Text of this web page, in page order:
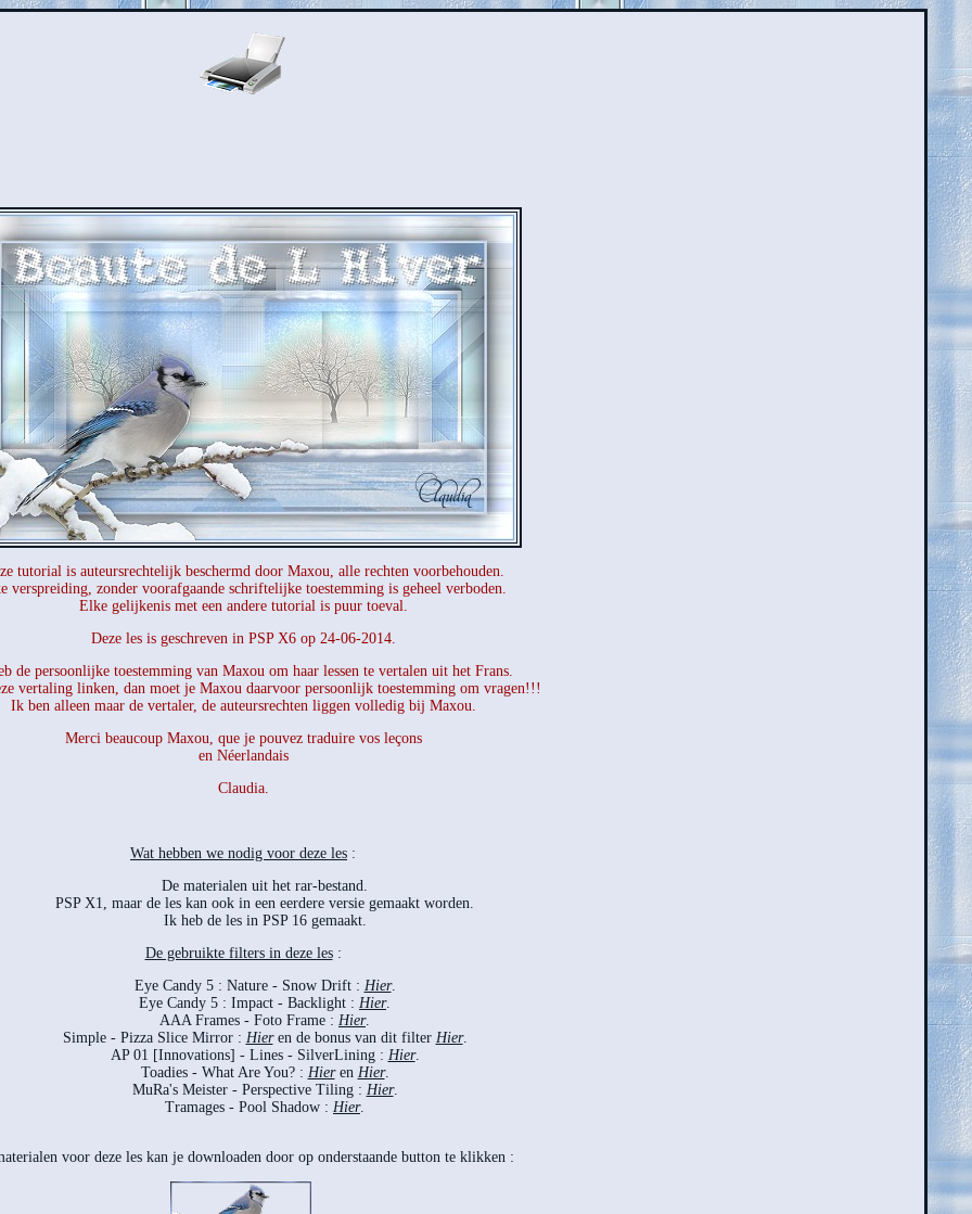
tutorial is auteursrechtelijk beschermd door Maxou, alle rechten voorbehouden.
verspreiding, zonder voorafgaande schriftelijke toestemming is geheel verboden.
Elke gelijkenis met een andere tutorial is puur toeval.
Deze les is geschreven in PSP X6 op 24-06-2014.
de persoonlijke toestemming van Maxou om haar lessen te vertalen uit het Frans.
vertaling linken, dan moet je Maxou daarvoor persoonlijk toestemming om vragen!!!
Ik ben alleen maar de vertaler, de auteursrechten liggen volledig bij Maxou.
Merci beaucoup Maxou, que je pouvez traduire vos leçons
en Néerlandais
Claudia.
Wat hebben we nodig voor deze les :
De materialen uit het rar-bestand.
PSP X1, maar de les kan ook in een eerdere versie gemaakt worden.
Ik heb de les in PSP 16 gemaakt.
De gebruikte filters in deze les:
Eye Candy 5 : Nature - Snow Drift : Hier.
Eye Candy 5 : Impact - Backlight : Hier.
AAA Frames - Foto Frame : Hier.
Simple - Pizza Slice Mirror : Hieren de bonus van dit filter Hier.
AP 01 [Innovations] - Lines - SilverLining : Hier.
Toadies - What Are You? : Hieren Hier.
MuRa's Meister - Perspective Tiling : Hier.
Tramages - Pool Shadow : Hier.
voor deze les kan je downloaden door op onderstaande button te klikken :